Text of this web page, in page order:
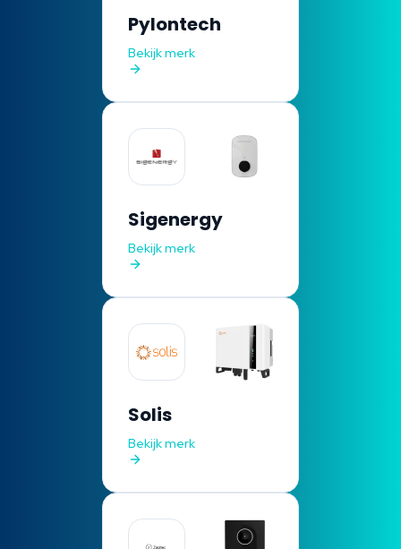
Pylontech
Bekijk merk
Sigenergy
Bekijk merk
Solis
Bekijk merk